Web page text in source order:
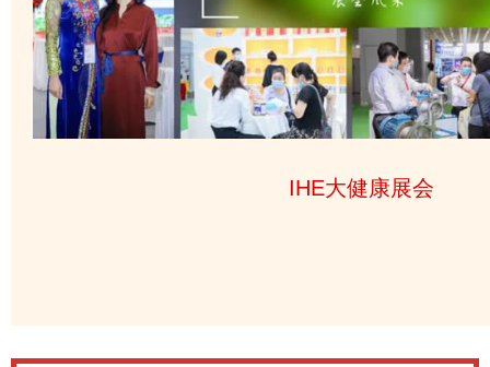
IHE大健康展会